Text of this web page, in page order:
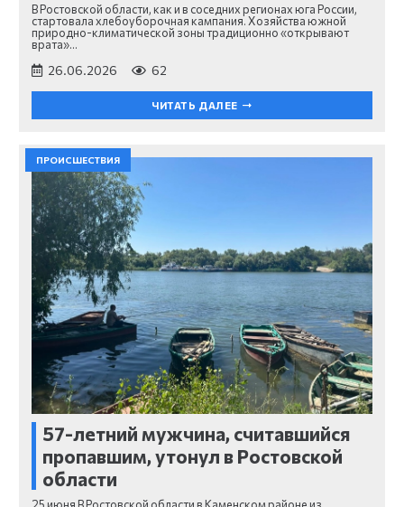
В Ростовской области, как и в соседних регионах юга России,
стартовала хлебоуборочная кампания. Хозяйства южной
природно-климатической зоны традиционно «открывают
врата»…
26.06.2026 62
ЧИТАТЬ ДАЛЕЕ
ПРОИСШЕСТВИЯ
57-летний мужчина, считавшийся
пропавшим, утонул в Ростовской
области